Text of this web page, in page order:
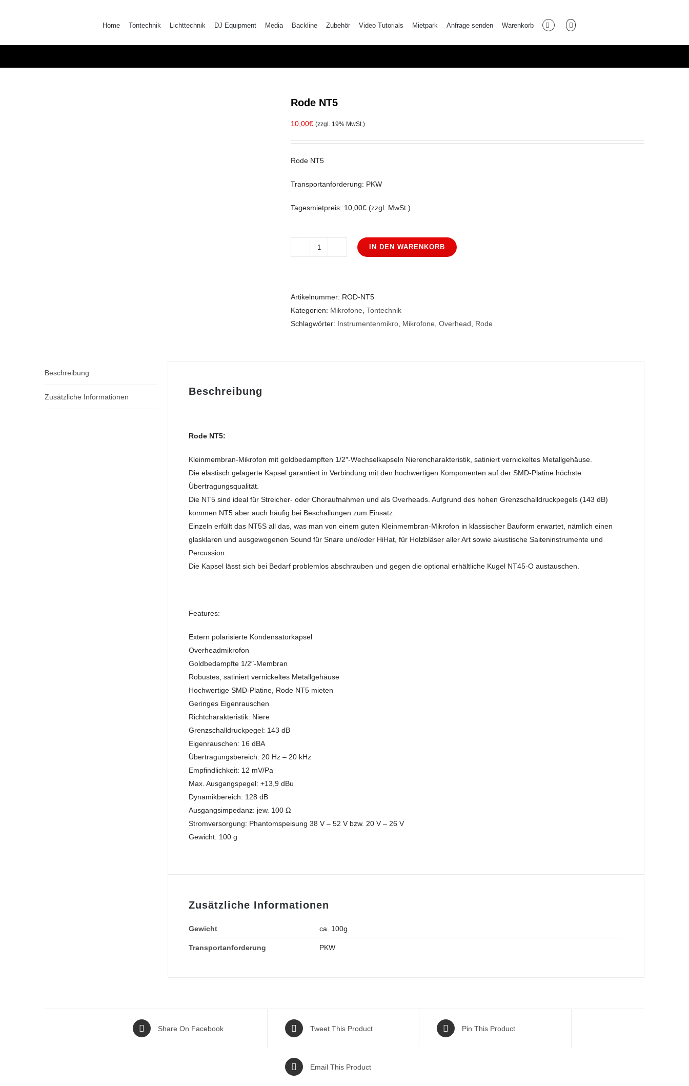
Home Tontechnik Lichttechnik DJ Equipment Media Backline Zubehör Video Tutorials Mietpark Anfrage senden Warenkorb
Rode NT5
10,00€ (zzgl. 19% MwSt.)
Rode NT5
Transportanforderung: PKW
Tagesmietpreis: 10,00€ (zzgl. MwSt.)
IN DEN WARENKORB
Artikelnummer: ROD-NT5
Kategorien: Mikrofone Tontechnik
Schlagwörter: Instrumentenmikro Mikrofone Overhead Rode
Beschreibung
Zusätzliche Informationen Beschreibung
Rode NT5:
Kleinmembran-Mikrofon mit goldbedampften 1/2″-Wechselkapseln Nierencharakteristik, satiniert vernickeltes Metallgehäuse.
Die elastisch gelagerte Kapsel garantiert in Verbindung mit den hochwertigen Komponenten auf der SMD-Platine höchste
Übertragungsqualität.
Die NT5 sind ideal für Streicher- oder Choraufnahmen und als Overheads. Aufgrund des hohen Grenzschalldruckpegels (143 dB)
kommen NT5 aber auch häufig bei Beschallungen zum Einsatz.
Einzeln erfüllt das NT5S all das, was man von einem guten Kleinmembran-Mikrofon in klassischer Bauform erwartet, nämlich einen
glasklaren und ausgewogenen Sound für Snare und/oder HiHat, für Holzbläser aller Art sowie akustische Saiteninstrumente und
Percussion.
Die Kapsel lässt sich bei Bedarf problemlos abschrauben und gegen die optional erhältliche Kugel NT45-O austauschen.
Features:
Extern polarisierte Kondensatorkapsel
Overheadmikrofon
Goldbedampfte 1/2″-Membran
Robustes, satiniert vernickeltes Metallgehäuse
Hochwertige SMD-Platine, Rode NT5 mieten
Geringes Eigenrauschen
Richtcharakteristik: Niere
Grenzschalldruckpegel: 143 dB
Eigenrauschen: 16 dBA
Übertragungsbereich: 20 Hz – 20 kHz
Empfindlichkeit: 12 mV/Pa
Max. Ausgangspegel: +13,9 dBu
Dynamikbereich: 128 dB
Ausgangsimpedanz: jew. 100 Ω
Stromversorgung: Phantomspeisung 38 V – 52 V bzw. 20 V – 26 V
Gewicht: 100 g
Zusätzliche Informationen
Gewicht ca. 100g
Transportanforderung PKW
Share On Facebook Tweet This Product Pin This Product
Email This Product